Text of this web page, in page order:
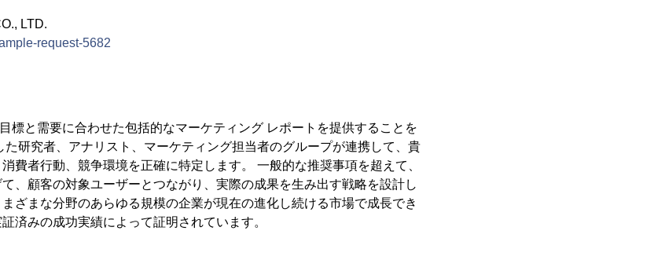
LTD.
request-5682
標と需要に合わせた包括的なマーケティング レポートを提供することを
た研究者、アナリスト、マーケティング担当者のグループが連携して、貴
費者行動、競争環境を正確に特定します。 一般的な推奨事項を超えて、
、顧客の対象ユーザーとつながり、実際の成果を生み出す戦略を設計し
ざまな分野のあらゆる規模の企業が現在の進化し続ける市場で成長でき
済みの成功実績によって証明されています。